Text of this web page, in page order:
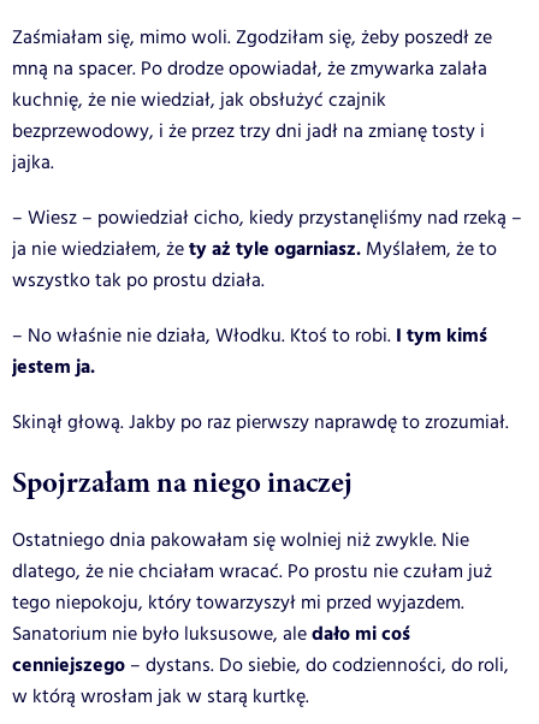
Zaśmiałam się, mimo woli. Zgodziłam się, żeby poszedł ze
mną na spacer. Po drodze opowiadał, że zmywarka zalała
kuchnię, że nie wiedział, jak obsłużyć czajnik
bezprzewodowy, i że przez trzy dni jadł na zmianę tosty i
jajka.
– Wiesz – powiedział cicho, kiedy przystanęliśmy nad rzeką –
ja nie wiedziałem, żety aż tyle ogarniasz. Myślałem, że to
wszystko tak po prostu działa.
– No właśnie nie działa, Włodku. Ktoś to robi. I tym kimś
jestem ja.
Skinął głową. Jakby po raz pierwszy naprawdę to zrozumiał.
Spojrzałam na niego inaczej
Ostatniego dnia pakowałam się wolniej niż zwykle. Nie
dlatego, że nie chciałam wracać. Po prostu nie czułam już
tego niepokoju, który towarzyszył mi przed wyjazdem.
Sanatorium nie było luksusowe, aledało mi coś
cenniejszego – dystans. Do siebie, do codzienności, do roli,
w którą wrosłam jak w starą kurtkę.